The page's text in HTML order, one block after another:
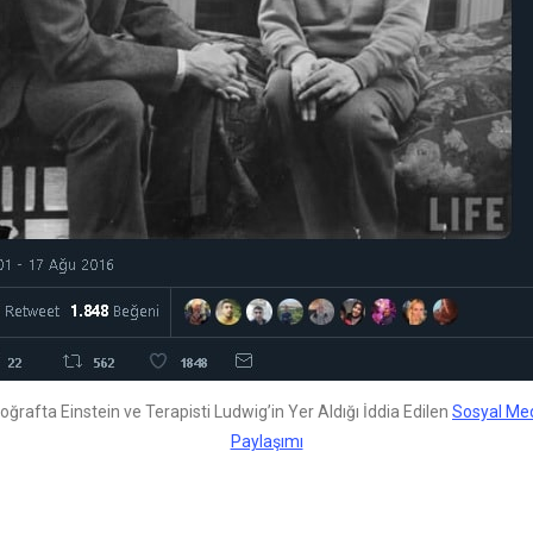
Einstein ve Terapisti Ludwig’in Yer Aldığı İddia Edilen Sosyal
Paylaşımı